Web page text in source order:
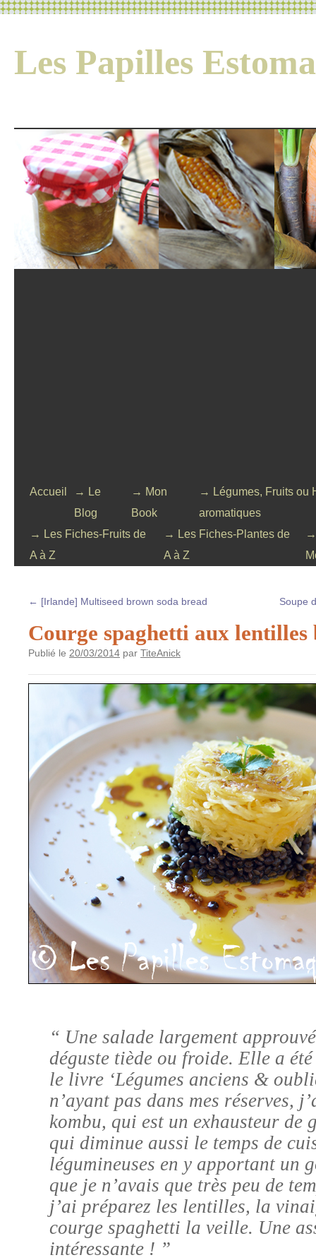
Les Papilles
Accueil
→ Le
Blog
→ Mon
Book
→ Légumes, Fruits ou
aromatiques
→ Les Fiches-Fruits de
A à Z
→ Les Fiches-Plantes de
A à Z
→
← [Irlande] Multiseed brown soda bread Soupe
Courge spaghetti aux lentilles
Publié le 20/03/2014 par TiteAnick
“ Une salade largement
déguste tiède ou froide. Elle a été
le livre ‘Légumes anciens &
n’ayant pas dans mes réserves,
kombu, qui est un exhausteur de
qui diminue aussi le temps de
légumineuses en y apportant un
que je n’avais que très peu de
j’ai préparez les lentilles, la
courge spaghetti la veille. Une
intéressante ! ”